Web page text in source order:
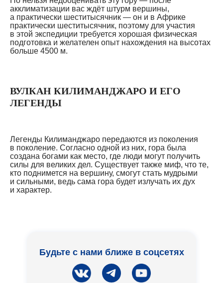
акклиматизации вас ждёт штурм вершины,
а практически шеститысячник — он и в Африке
практически шеститысячник, поэтому для участия
в этой экспедиции требуется хорошая физическая
подготовка и желателен опыт нахождения на высотах
больше 4500 м.
ВУЛКАН КИЛИМАНДЖАРО И ЕГО
ЛЕГЕНДЫ
Легенды Килиманджаро передаются из поколения
в поколение. Согласно одной из них, гора была
создана богами как место, где люди могут получить
силы для великих дел. Существует также миф, что те,
кто поднимется на вершину, смогут стать мудрыми
и сильными, ведь сама гора будет излучать их дух
и характер.
Будьте с нами ближе в соцсетях